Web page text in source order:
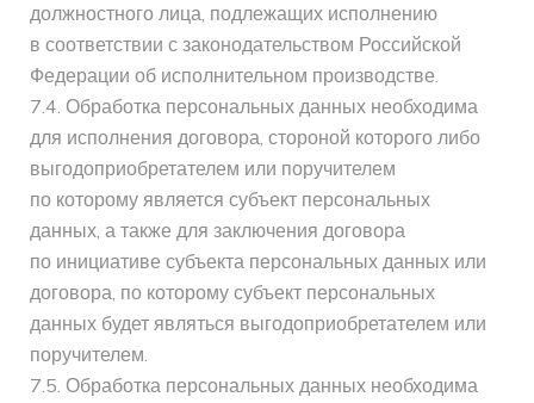
должностного лица, подлежащих исполнению
в соответствии с законодательством Российской
Федерации об исполнительном производстве.
7.4. Обработка персональных данных необходима
для исполнения договора, стороной которого либо
выгодоприобретателем или поручителем
по которому является субъект персональных
данных, а также для заключения договора
по инициативе субъекта персональных данных или
договора, по которому субъект персональных
данных будет являться выгодоприобретателем или
поручителем.
7.5. Обработка персональных данных необходима